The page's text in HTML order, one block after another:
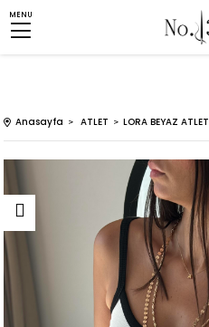
MENU
Anasayfa ATLET LORA BEYAZ ATLET